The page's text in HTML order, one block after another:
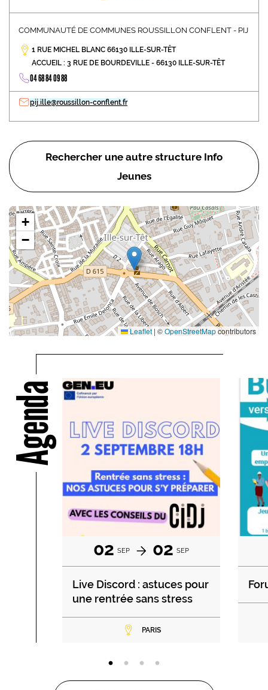
COMMUNAUTÉ DE COMMUNES ROUSSILLON CONFLENT - PIJ
1 RUE MICHEL BLANC 66130 ILLE-SUR-TÊT
ACCUEIL : 3 RUE DE BOURDEVILLE - 66130 ILLE-SUR-TÊT
04 68 84 09 88
pij.ille@roussillon-conflent.fr
Rechercher une autre structure Info
Jeunes
+
−
Leaflet | ©OpenStreetMapcontributors
Agenda
02 SEP 02 SEP
Live Discord : astuces pour
une rentrée sans stress
PARIS